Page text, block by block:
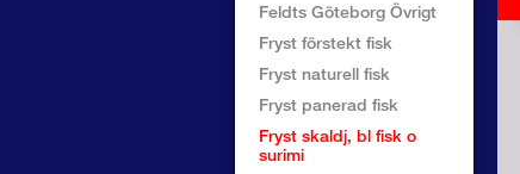
Feldts Göteborg Övrigt
Fryst förstekt fisk
Fryst naturell fisk
Fryst panerad fisk
Fryst skaldj, bl fisk o
surimi